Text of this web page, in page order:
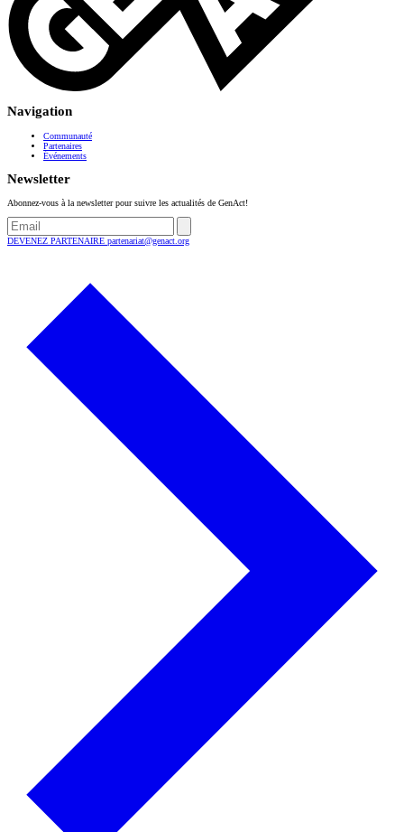
Navigation
Communauté
Partenaires
Événements
Newsletter
Abonnez-vous à la newsletter pour suivre les actualités de GenAct!
DEVENEZ PARTENAIRE partenariat@genact.org